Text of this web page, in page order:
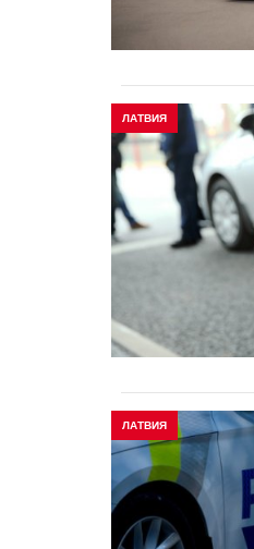
ЛАТВИЯ
ЛАТВИЯ